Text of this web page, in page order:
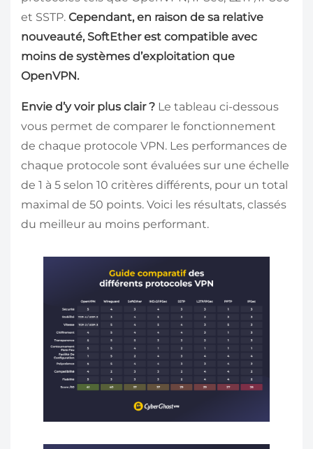
et SSTP. Cependant, en raison de sa relative
nouveauté, SoftEther est compatible avec
moins de systèmes d’exploitation que
OpenVPN.
Envie d’y voir plus clair ? Le tableau ci-dessous
vous permet de comparer le fonctionnement
de chaque protocole VPN. Les performances de
chaque protocole sont évaluées sur une échelle
de 1 à 5 selon 10 critères différents, pour un total
maximal de 50 points. Voici les résultats, classés
du meilleur au moins performant.